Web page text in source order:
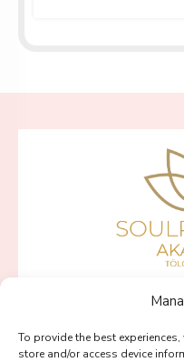
To provide the best
store and/or access device
PINK